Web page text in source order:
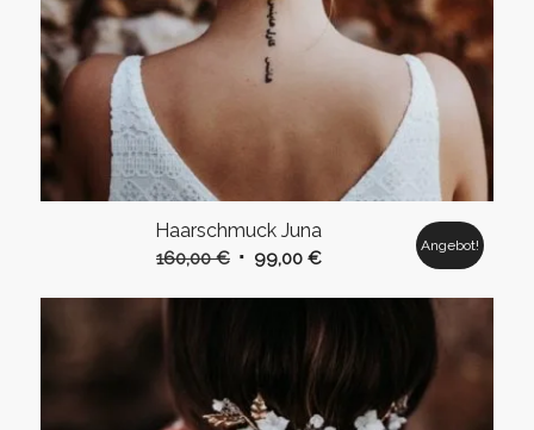
Haarschmuck Juna
160,00€ Ursprünglicher
99,00 €Aktueller
99,00 €.
Angebot!